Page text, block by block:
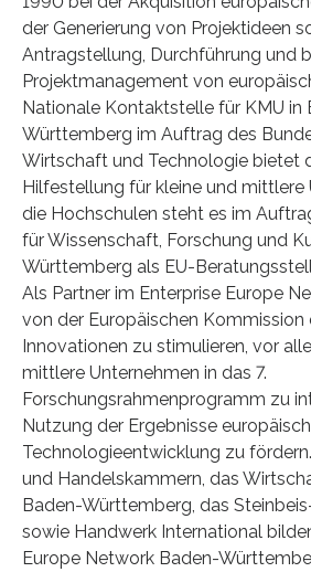
der Generierung von Projektideen
Antragstellung, Durchführung und
Projektmanagement von
Nationale Kontaktstelle für KMU in
Württemberg im Auftrag des
Wirtschaft und Technologie bietet
Hilfestellung für kleine und mittlere
die Hochschulen steht es im
für Wissenschaft, Forschung und
Württemberg als EU-
Als Partner im Enterprise Europe
von der Europäischen
Innovationen zu stimulieren, vor
mittlere Unternehmen in das 7.
Forschungsrahmenprogramm zu
Nutzung der Ergebnisse
Technologieentwicklung zu
und Handelskammern, das
Baden-Württemberg, das
sowie Handwerk International
Europe Network Baden-